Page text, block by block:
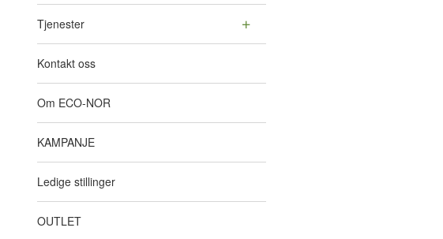
Tjenester
Kontakt oss
Om ECO-NOR
KAMPANJE
Ledige stillinger
OUTLET